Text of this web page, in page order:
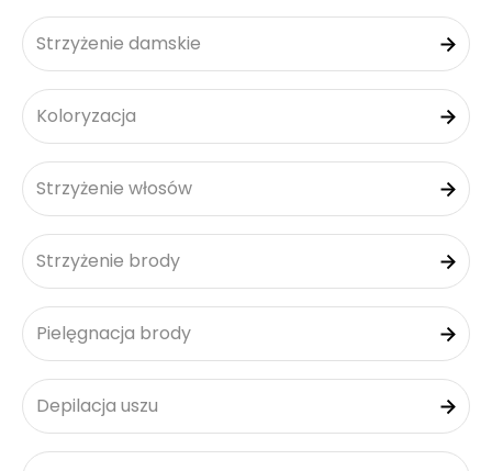
Strzyżenie damskie
Koloryzacja
Strzyżenie włosów
Strzyżenie brody
Pielęgnacja brody
Depilacja uszu